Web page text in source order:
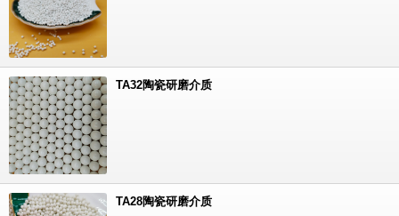
TA32陶瓷研磨介质
TA28陶瓷研磨介质